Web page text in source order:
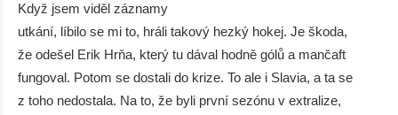
Když jsem viděl záznamy
utkání, líbilo se mi to, hráli takový hezký hokej. Je škoda,
že odešel Erik Hrňa, který tu dával hodně gólů a mančaft
fungoval. Potom se dostali do krize. To ale i Slavia, a ta se
z toho nedostala. Na to, že byli první sezónu v extralize,